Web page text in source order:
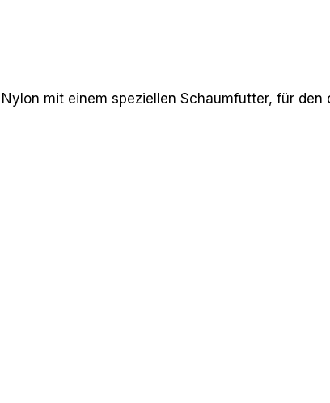
mit einem speziellen Schaumfutter, für